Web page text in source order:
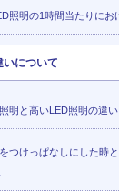
照明の1時間当たりにお
について
明と高いLED照明の違い
つけっぱなしにした時